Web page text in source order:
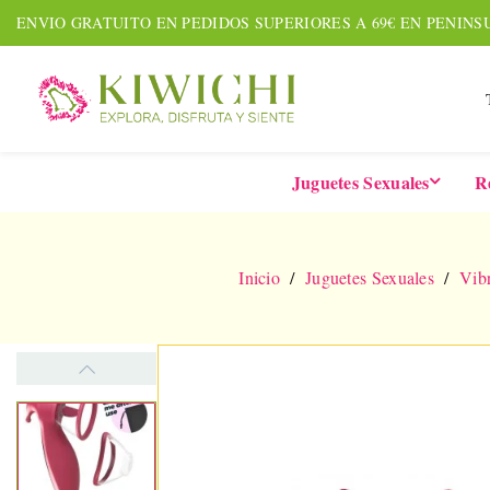
ENVIO GRATUITO EN PEDIDOS SUPERIORES A 69€ EN
Juguetes Sexuales
Inicio Juguetes Sexuales